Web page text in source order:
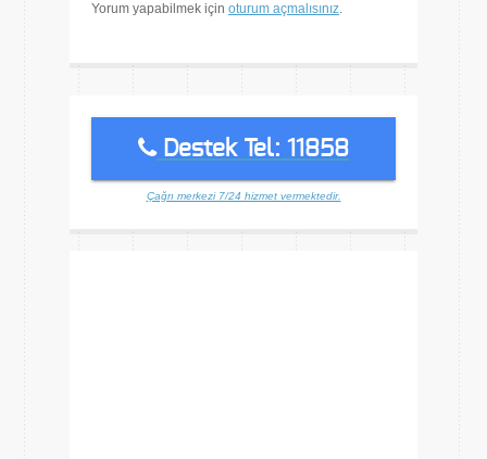
Yorum yapabilmek için oturum açmalısınız.
Destek Tel: 11858
Çağrı merkezi 7/24 hizmet vermektedir.